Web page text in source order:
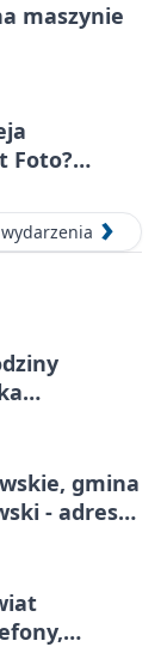
maszynie
Foto?
gmina
- adresy,